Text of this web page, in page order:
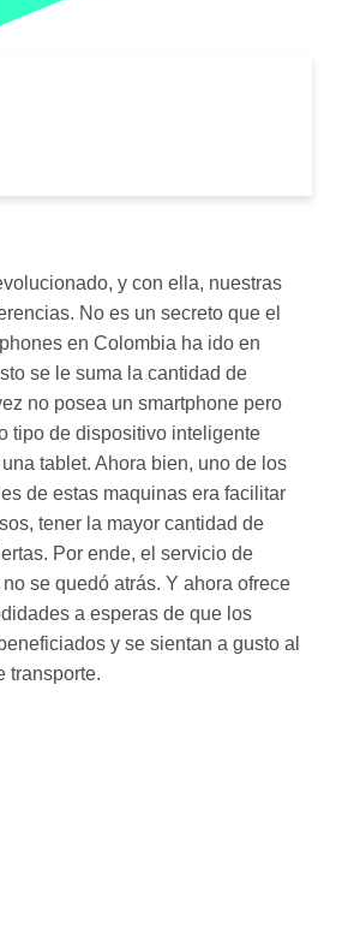
y con ella, nuestras
No es un secreto que el
en Colombia ha ido en
se le suma la cantidad de
no posea un smartphone pero
tipo de dispositivo inteligente
tablet. Ahora bien, uno de los
de estas maquinas era facilitar
tener la mayor cantidad de
Por ende, el servicio de
se quedó atrás. Y ahora ofrece
a esperas de que los
y se sientan a gusto al
transporte.